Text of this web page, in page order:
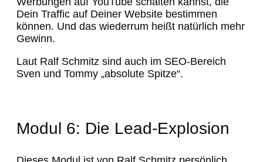
Dein Traffic auf Deiner Website bestimmen
können. Und das wiederrum heißt natürlich mehr
Gewinn.
Laut Ralf Schmitz sind auch im SEO-Bereich
Sven und Tommy „absolute Spitze“.
Modul 6: Die Lead-Explosion